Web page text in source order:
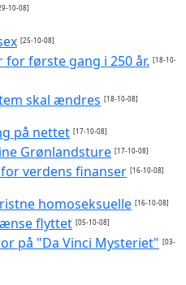
10-08]
[25-10-08]
for første gang i 250 år. [18-10-
skal ændres [18-10-08]
på nettet [17-10-08]
Grønlandsture [17-10-08]
verdens finanser [16-10-08]
homoseksuelle [16-10-08]
flyttet [05-10-08]
på "Da Vinci Mysteriet" [03-